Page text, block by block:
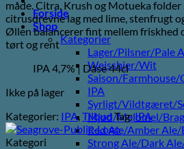
Forside
Shop
Kategorier
Lager/Pilsner/Pale
Weissbier/Wit
Saison/Farmhouse/
IPA
Syrligt/Vildtgæret/
Mjød/Melomel/
Red Ale/Amber
Strong Ale/Dark
var:
55,00 kr..
er:
30,00 kr..
måde. Citra, Krush og Motueka folder
citrusdrevne lag med lime, stenfrugt
Øllen balancerer fint mellem friskhed
tørt og rent
IPA 4,7% | Dåse 44cl
Ikke på lager
Kategorier: IPA,TilbudTag:IPA
Kategori